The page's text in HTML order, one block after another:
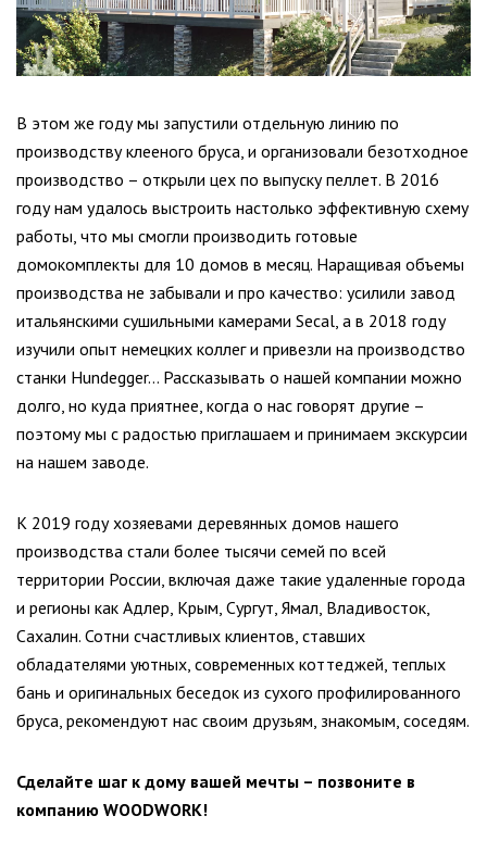
В этом же году мы запустили отдельную линию по
производству клееного бруса, и организовали безотходное
производство – открыли цех по выпуску пеллет. В 2016
году нам удалось выстроить настолько эффективную схему
работы, что мы смогли производить готовые
домокомплекты для 10 домов в месяц. Наращивая объемы
производства не забывали и про качество: усилили завод
итальянскими сушильными камерами Secal, а в 2018 году
изучили опыт немецких коллег и привезли на производство
станки Hundegger… Рассказывать о нашей компании можно
долго, но куда приятнее, когда о нас говорят другие –
поэтому мы с радостью приглашаем и принимаем экскурсии
на нашем заводе.
К 2019 году хозяевами деревянных домов нашего
производства стали более тысячи семей по всей
территории России, включая даже такие удаленные города
и регионы как Адлер, Крым, Сургут, Ямал, Владивосток,
Сахалин. Сотни счастливых клиентов, ставших
обладателями уютных, современных коттеджей, теплых
бань и оригинальных беседок из сухого профилированного
бруса, рекомендуют нас своим друзьям, знакомым, соседям.
Сделайте шаг к дому вашей мечты – позвоните в
компанию WOODWORK!